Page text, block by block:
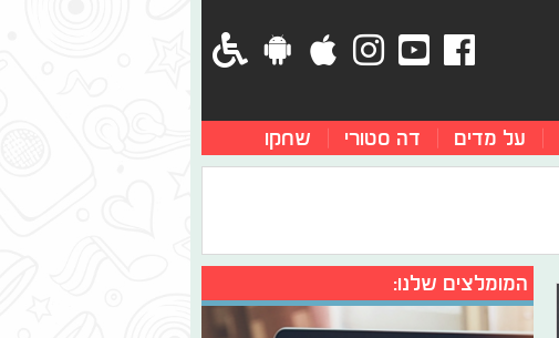
על מדים דה סטורי שחקו
המומלצים שלנו: